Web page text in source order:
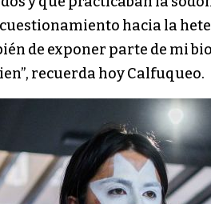
hacia la
de exponer parte de mi
recuerda hoy Calfuqueo.